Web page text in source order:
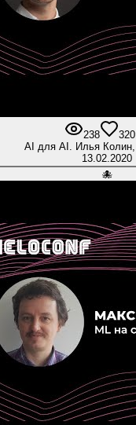
238 3
AI для AI. Илья Колин,
13.02.2020
🐙